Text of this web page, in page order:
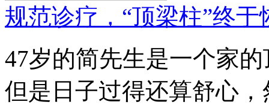
规范诊疗，“顶梁柱”终于
47岁的简先生是一个家
但是日子过得还算舒心